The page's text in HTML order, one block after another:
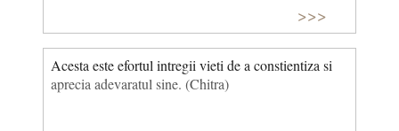
>>>
Acesta este efortul intregii vieti de a constientiza si
aprecia adevaratul sine. (Chitra)